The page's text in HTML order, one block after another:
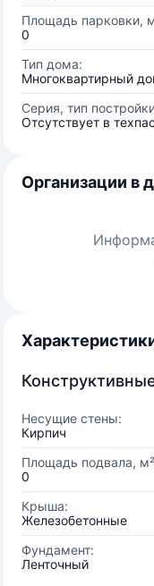
Площадь парковки,
0
Тип дома:
Многоквартирный
Серия, тип
Отсутствует в
Организации в
Несущие стены:
Кирпич
Площадь подвала,
0
Крыша:
Железобетонные
Фундамент:
Ленточный